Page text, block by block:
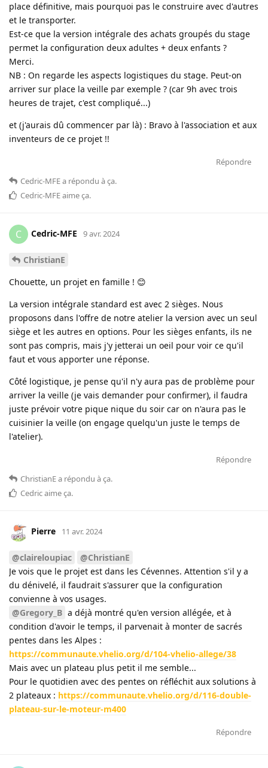
place définitive, mais pourquoi pas le construire avec d'autres
et le transporter.
Est-ce que la version intégrale des achats groupés du stage
permet la configuration deux adultes + deux enfants ?
Merci.
NB : On regarde les aspects logistiques du stage. Peut-on
arriver sur place la veille par exemple ? (car 9h avec trois
heures de trajet, c'est compliqué...)
et (j'aurais dû commencer par là) : Bravo à l'association et aux
inventeurs de ce projet !!
Répondre
Cedric-MFEa répondu à ça.
Cedric-MFEaime ça.
C Cedric-MFE 9 avr. 2024
ChristianE
Chouette, un projet en famille ! 😊
La version intégrale standard est avec 2 sièges. Nous
proposons dans l'offre de notre atelier la version avec un seul
siège et les autres en options. Pour les sièges enfants, ils ne
sont pas compris, mais j'y jetterai un oeil pour voir ce qu'il
faut et vous apporter une réponse.
Côté logistique, je pense qu'il n'y aura pas de problème pour
arriver la veille (je vais demander pour confirmer), il faudra
juste prévoir votre pique nique du soir car on n'aura pas le
cuisinier la veille (on engage quelqu'un juste le temps de
l'atelier).
Répondre
ChristianEa répondu à ça.
Cedricaime ça.
Pierre 11 avr. 2024
@claireloupiac
@ChristianE
Je vois que le projet est dans les Cévennes. Attention s'il y a
du dénivelé, il faudrait s'assurer que la configuration
convienne à vos usages.
@Gregory_B a déjà montré qu'en version allégée, et à
condition d'avoir le temps, il parvenait à monter de sacrés
pentes dans les Alpes :
https://communaute.vhelio.org/d/104-vhelio-allege/38
Mais avec un plateau plus petit il me semble...
Pour le quotidien avec des pentes on réfléchit aux solutions à
2 plateaux : https://communaute.vhelio.org/d/116-double-
plateau-sur-le-moteur-m400
Répondre